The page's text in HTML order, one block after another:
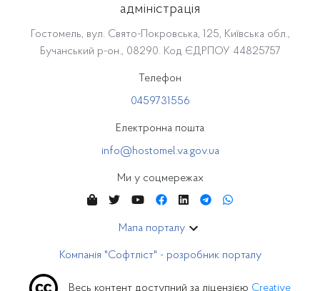
адміністрація
Гостомель, вул. Свято-Покровська, 125, Київська обл.,
Бучанський р-он., 08290. Код ЄДРПОУ 44825757
Телефон
0459731556
Електронна пошта
info@hostomel.va.gov.ua
Ми у соцмережах
Мапа порталу
Компанія "Софтліст" - розробник порталу
Весь контент доступний за ліцензією Creative